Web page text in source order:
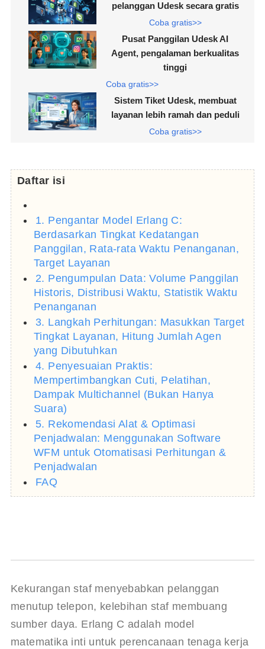
pelanggan Udesk secara gratis
Coba gratis>>
Pusat Panggilan Udesk AI
Agent, pengalaman berkualitas
tinggi
Coba gratis>>
Sistem Tiket Udesk, membuat
layanan lebih ramah dan peduli
Coba gratis>>
Daftar isi
1. Pengantar Model Erlang C:
Berdasarkan Tingkat Kedatangan
Panggilan, Rata-rata Waktu Penanganan,
Target Layanan
2. Pengumpulan Data: Volume Panggilan
Historis, Distribusi Waktu, Statistik Waktu
Penanganan
3. Langkah Perhitungan: Masukkan Target
Tingkat Layanan, Hitung Jumlah Agen
yang Dibutuhkan
4. Penyesuaian Praktis:
Mempertimbangkan Cuti, Pelatihan,
Dampak Multichannel (Bukan Hanya
Suara)
5. Rekomendasi Alat & Optimasi
Penjadwalan: Menggunakan Software
WFM untuk Otomatisasi Perhitungan &
Penjadwalan
FAQ
Kekurangan staf menyebabkan pelanggan
menutup telepon, kelebihan staf membuang
sumber daya. Erlang C adalah model
matematika inti untuk perencanaan tenaga kerja